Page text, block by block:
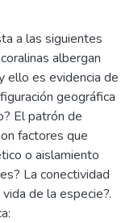
a las siguientes
albergan
ello es evidencia de
geográfica
El patrón de
factores que
o aislamiento
La conectividad
de la especie?.